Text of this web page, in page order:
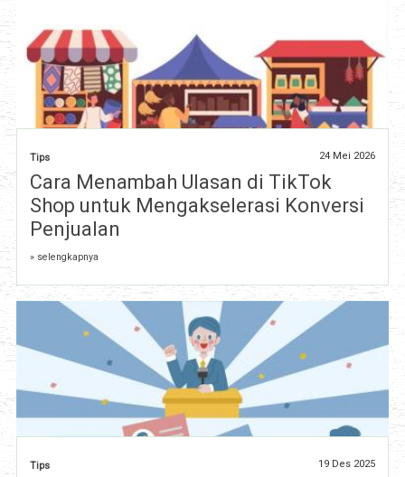
Tips 24 Mei 2026
Cara Menambah Ulasan di TikTok
Shop untuk Mengakselerasi Konversi
Penjualan
» selengkapnya
Tips 19 Des 2025